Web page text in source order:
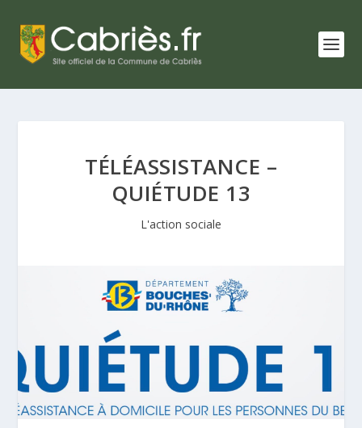
TÉLÉASSISTANCE –
QUIÉTUDE 13
L'action sociale